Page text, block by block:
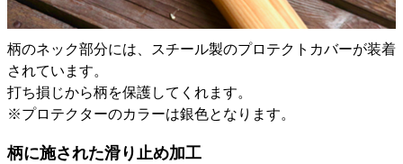
柄のネック部分には、スチール製のプロテクトカバーが装着
されています。
打ち損じから柄を保護してくれます。
※プロテクターのカラーは銀色となります。
柄に施された滑り止め加工